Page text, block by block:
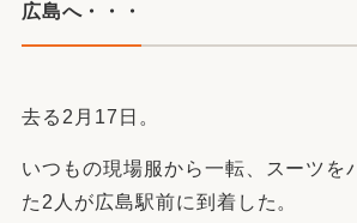
広島へ・・・
去る2月17日。
いつもの現場服から一転、スーツを
た2人が広島駅前に到着した。